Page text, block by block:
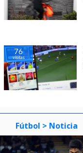
76
visitas
Fútbol > Noticia